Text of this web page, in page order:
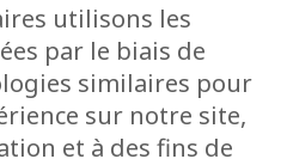
utilisons les
par le biais de
similaires pour
sur notre site,
et à des fins de